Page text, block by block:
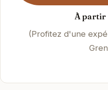
À partir
(Profitez d'une